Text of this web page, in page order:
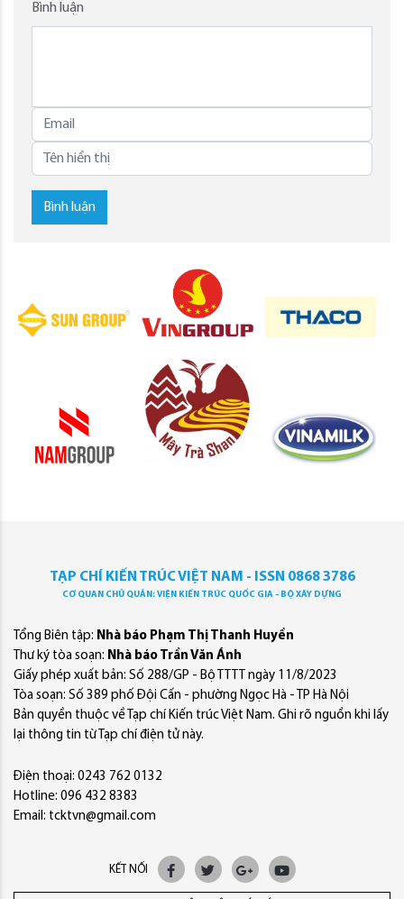
Bình luận
Bình luận
TẠP CHÍ KIẾN TRÚC VIỆT NAM - ISSN 0868 3786
CƠ QUAN CHỦ QUẢN: VIỆN KIẾN TRÚC QUỐC GIA - BỘ XÂY DỰNG
Tổng Biên tập: Nhà báo Phạm Thị Thanh Huyền
Thư ký tòa soạn: Nhà báo Trần Văn Ánh
Giấy phép xuất bản: Số 288/GP - Bộ TTTT ngày 11/8/2023
Tòa soạn: Số 389 phố Đội Cấn - phường Ngọc Hà - TP Hà Nội
Bản quyền thuộc về Tạp chí Kiến trúc Việt Nam. Ghi rõ nguồn khi lấy
lại thông tin từ Tạp chí điện tử này.
Điện thoại: 0243 762 0132
Hotline: 096 432 8383
Email: tcktvn@gmail.com
KẾT NỐI